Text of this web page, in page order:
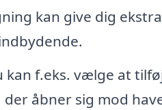
kan give dig
kan f.eks. vælge at
åbner sig mod